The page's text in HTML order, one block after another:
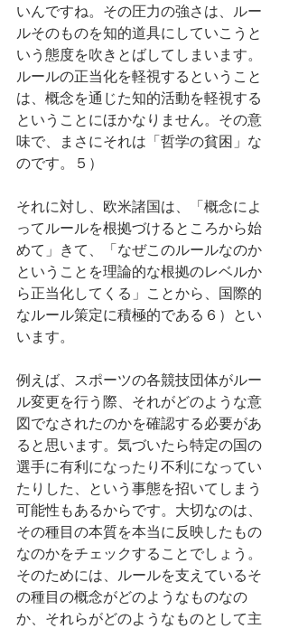
いんですね。その圧力の強さは、ルー
ルそのものを知的道具にしていこうと
いう態度を吹きとばしてしまいます。
ルールの正当化を軽視するということ
は、概念を通じた知的活動を軽視する
ということにほかなりません。その意
味で、まさにそれは「哲学の貧困」な
のです。５）
それに対し、欧米諸国は、「概念によ
ってルールを根拠づけるところから始
めて」きて、「なぜこのルールなのか
ということを理論的な根拠のレベルか
ら正当化してくる」ことから、国際的
なルール策定に積極的である６）とい
います。
例えば、スポーツの各競技団体がルー
ル変更を行う際、それがどのような意
図でなされたのかを確認する必要があ
ると思います。気づいたら特定の国の
選手に有利になったり不利になってい
たりした、という事態を招いてしまう
可能性もあるからです。大切なのは、
その種目の本質を本当に反映したもの
なのかをチェックすることでしょう。
そのためには、ルールを支えているそ
の種目の概念がどのようなものなの
か、それらがどのようなものとして主